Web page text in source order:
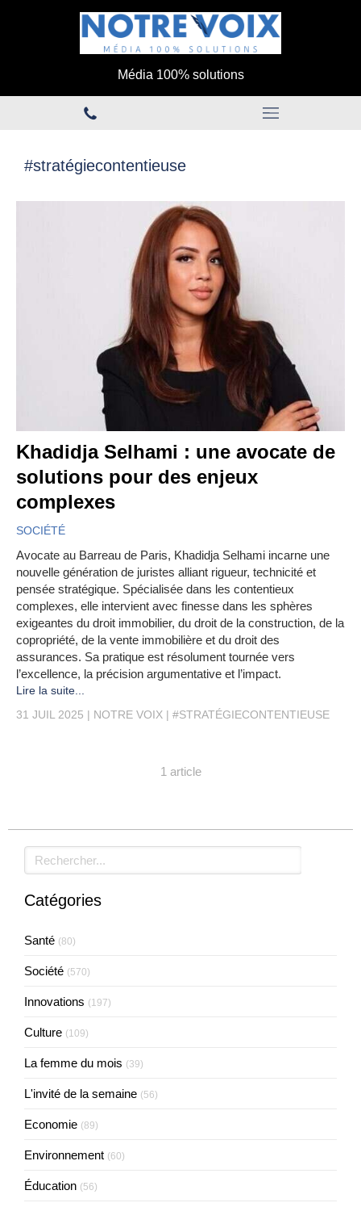
Média 100% solutions
#stratégiecontentieuse
Khadidja Selhami : une avocate de
solutions pour des enjeux
complexes
SOCIÉTÉ
Avocate au Barreau de Paris, Khadidja Selhami incarne une
nouvelle génération de juristes alliant rigueur, technicité et
pensée stratégique. Spécialisée dans les contentieux
complexes, elle intervient avec finesse dans les sphères
exigeantes du droit immobilier, du droit de la construction, de la
copropriété, de la vente immobilière et du droit des
assurances. Sa pratique est résolument tournée vers
l’excellence, la précision argumentative et l’impact.
Lire la suite...
31 JUIL 2025
NOTRE VOIX #STRATÉGIECONTENTIEUSE
1 article
Rechercher
Catégories
Santé (80)
Société (570)
Innovations (197)
Culture (109)
La femme du mois (39)
L'invité de la semaine (56)
Economie (89)
Environnement (60)
Éducation (56)